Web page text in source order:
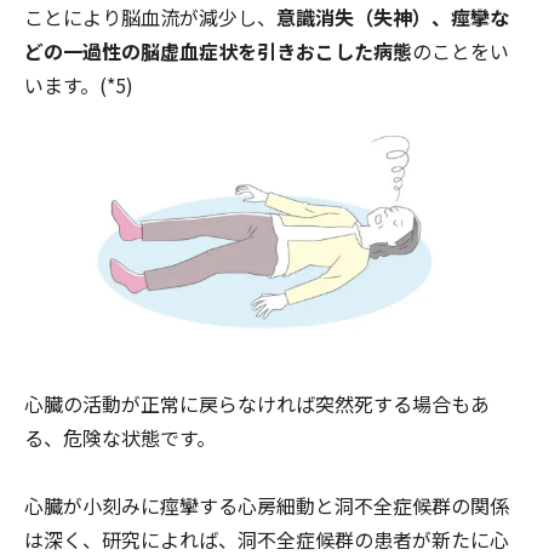
ことにより脳血流が減少し、 意識消失（失神）、痙攣な
どの一過性の脳虚血症状を引きおこした病態のことをい
います。(*5)
心臓の活動が正常に戻らなければ突然死する場合もあ
る、危険な状態です。
心臓が小刻みに痙攣する心房細動と洞不全症候群の関係
は深く、研究によれば、洞不全症候群の患者が新たに心